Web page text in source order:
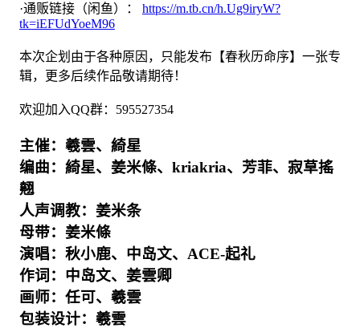
·通贩链接（闲鱼）： https://m.tb.cn/h.Ug9iryW?
tk=iEFUdYoeM96
本次企划由于各种原因，只能发布【春秋历命序】一张专
辑，更多后续作品敬请期待！
欢迎加入QQ群：595527354
主催：羲雲、綺星
编曲：綺星、姜米條、kriakria、芳菲、寂草搖
翹
人声调教：姜米条
母带：姜米條
演唱：秋小鹿、中岛文、ACE-起礼
作词：中岛文、姜雲卿
画师：任可、羲雲
包装设计：羲雲